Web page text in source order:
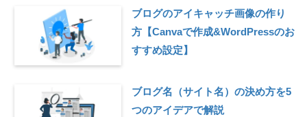
ブログのアイキャッチ画像の作り
方【Canvaで作成&WordPressのお
すすめ設定】
ブログ名（サイト名）の決め方を5
つのアイデアで解説